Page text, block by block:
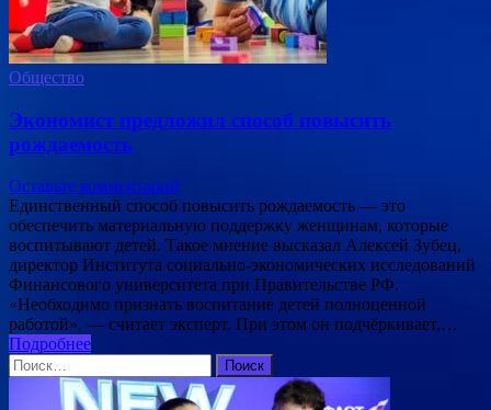
Общество
Экономист предложил способ повысить
рождаемость
Оставьте комментарий
Единственный способ повысить рождаемость — это
обеспечить материальную поддержку женщинам, которые
воспитывают детей. Такое мнение высказал Алексей Зубец,
директор Института социально-экономических исследований
Финансового университета при Правительстве РФ.
«Необходимо признать воспитание детей полноценной
работой», — считает эксперт. При этом он подчёркивает,…
Подробнее
Найти: